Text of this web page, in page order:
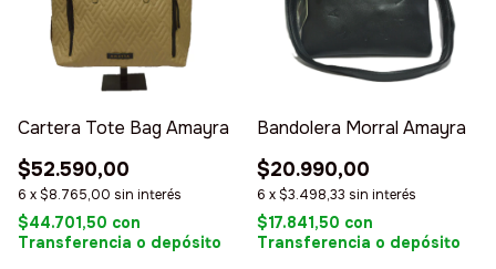
Cartera Tote Bag Amayra
$52.590,00
6 x$8.765,00 sin interés
$44.701,50 con
Transferencia o depósito
Bandolera Morral Amayra
$20.990,00
6 x$3.498,33 sin interés
$17.841,50 con
Transferencia o depósito